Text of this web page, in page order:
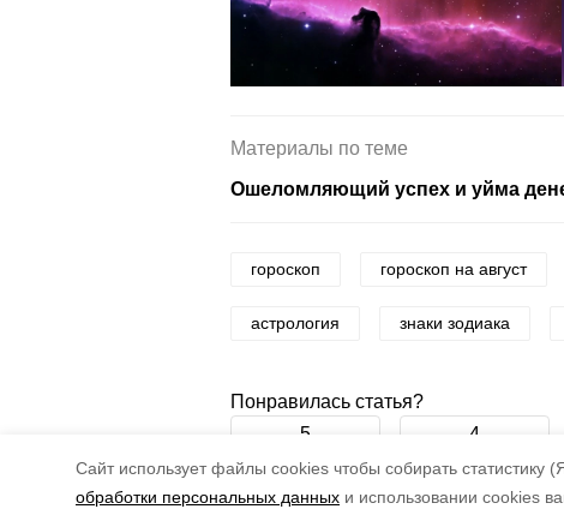
Cайт использует файлы cookies чтобы собирать статистику
обработки персональных данных и использовании cookies
Материалы по теме
Ошеломляющий успех и уйма
гороскоп гороскоп на август
астрология знаки зодиака
Понравилась статья?
5 4